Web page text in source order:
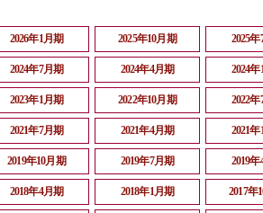
2026年1月期 2025年10月期 2025
2024年7月期 2024年4月期 2024
2023年1月期 2022年10月期 2022
2021年7月期 2021年4月期 2021
2019年10月期 2019年7月期 2019
2018年4月期 2018年1月期 2017年